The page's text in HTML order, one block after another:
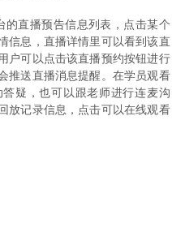
的直播预告信息列表，点击某个
信息，直播详情里可以看到该直
户可以点击该直播预约按钮进行
推送直播消息提醒。在学员观看
疑，也可以跟老师进行连麦沟
放记录信息，点击可以在线观看